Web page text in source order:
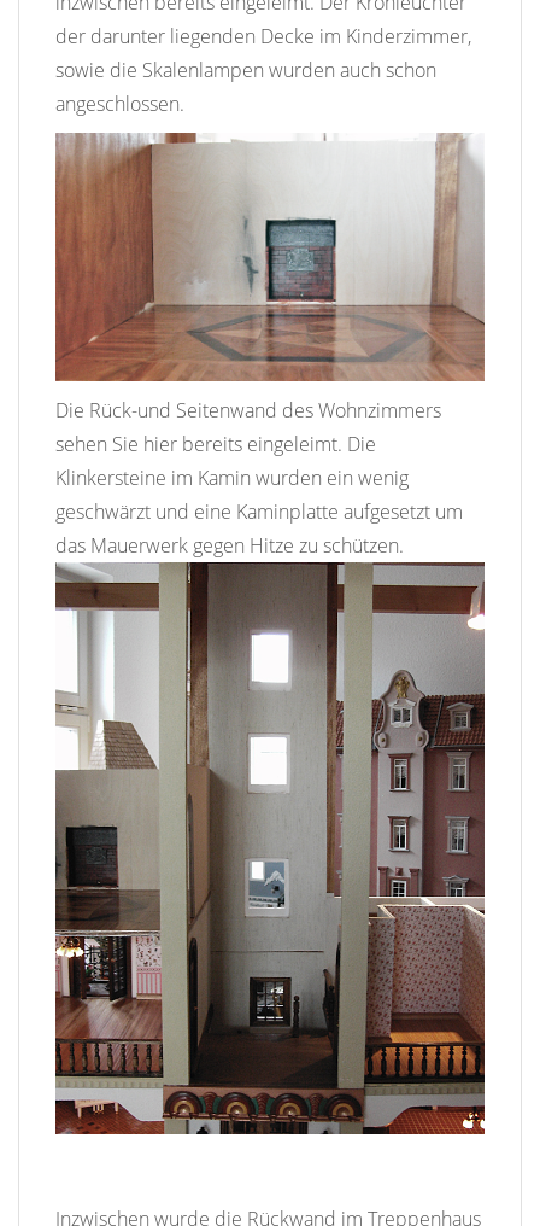
der darunter liegenden Decke im Kinderzimmer,
sowie die Skalenlampen wurden auch schon
angeschlossen.
Die Rück-und Seitenwand des Wohnzimmers
sehen Sie hier bereits eingeleimt. Die
Klinkersteine im Kamin wurden ein wenig
geschwärzt und eine Kaminplatte aufgesetzt um
das Mauerwerk gegen Hitze zu schützen.
Inzwischen wurde die Rückwand im Treppenhaus